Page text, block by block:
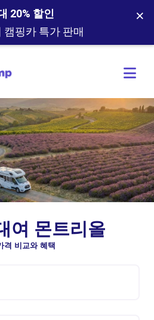
20% 할인
캠핑카 특가 판매
×
여 몬트리올
비교와 혜택